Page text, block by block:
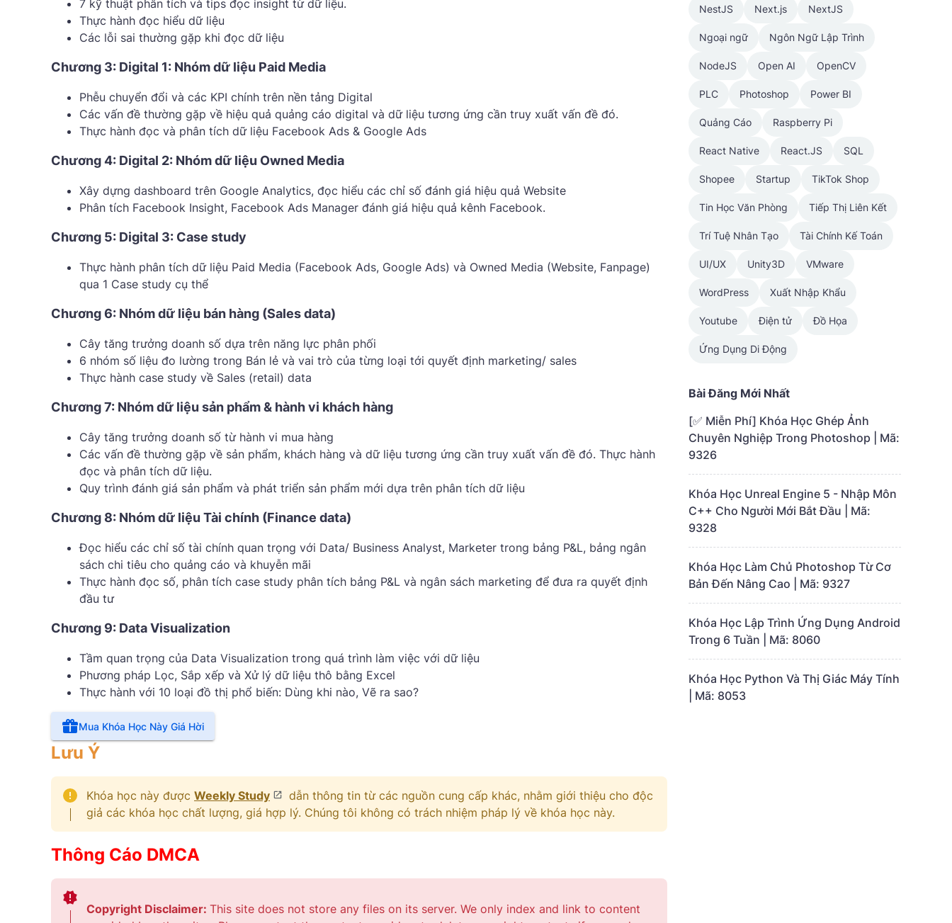
7 kỹ thuật phân tích và tips đọc insight từ dữ liệu.
Thực hành đọc hiểu dữ liệu
Các lỗi sai thường gặp khi đọc dữ liệu
Chương 3: Digital 1: Nhóm dữ liệu Paid Media
Phễu chuyển đổi và các KPI chính trên nền tảng Digital
Các vấn đề thường gặp về hiệu quả quảng cáo digital và dữ liệu tương ứng cần truy xuất vấn đề đó.
Thực hành đọc và phân tích dữ liệu Facebook Ads & Google Ads
Chương 4: Digital 2: Nhóm dữ liệu Owned Media
Xây dựng dashboard trên Google Analytics, đọc hiểu các chỉ số đánh giá hiệu quả Website
Phân tích Facebook Insight, Facebook Ads Manager đánh giá hiệu quả kênh Facebook.
Chương 5: Digital 3: Case study
Thực hành phân tích dữ liệu Paid Media (Facebook Ads, Google Ads) và Owned Media (Website, Fanpage)
qua 1 Case study cụ thể
Chương 6: Nhóm dữ liệu bán hàng (Sales data)
Cây tăng trưởng doanh số dựa trên năng lực phân phối
6 nhóm số liệu đo lường trong Bán lẻ và vai trò của từng loại tới quyết định marketing/ sales
Thực hành case study về Sales (retail) data
Chương 7: Nhóm dữ liệu sản phẩm & hành vi khách hàng
Cây tăng trưởng doanh số từ hành vi mua hàng
Các vấn đề thường gặp về sản phẩm, khách hàng và dữ liệu tương ứng cần truy xuất vấn đề đó. Thực hành
đọc và phân tích dữ liệu.
Quy trình đánh giá sản phẩm và phát triển sản phẩm mới dựa trên phân tích dữ liệu
Chương 8: Nhóm dữ liệu Tài chính (Finance data)
Đọc hiểu các chỉ số tài chính quan trọng với Data/ Business Analyst, Marketer trong bảng P&L, bảng ngân
sách chi tiêu cho quảng cáo và khuyễn mãi
Thực hành đọc số, phân tích case study phân tích bảng P&L và ngân sách marketing để đưa ra quyết định
đầu tư
Chương 9: Data Visualization
Tầm quan trọng của Data Visualization trong quá trình làm việc với dữ liệu
Phương pháp Lọc, Sắp xếp và Xử lý dữ liệu thô bằng Excel
Thực hành với 10 loại đồ thị phổ biến: Dùng khi nào, Vẽ ra sao?
Mua Khóa Học Này Giá Hời
Lưu Ý
Khóa học này được Weekly Study
dẫn thông tin từ các nguồn cung cấp khác, nhằm giới thiệu cho độc
giả các khóa học chất lượng, giá hợp lý. Chúng tôi không có trách nhiệm pháp lý về khóa học này.
Thông Cáo DMCA
Copyright Disclaimer: This site does not store any files on its server. We only index and link to content
NestJS Next.js NextJS
Ngoại ngữ Ngôn Ngữ Lập Trình
NodeJS Open AI OpenCV
PLC Photoshop Power BI
Quảng Cáo Raspberry Pi
React Native React.JS SQL
Shopee Startup TikTok Shop
Tin Học Văn Phòng Tiếp Thị Liên Kết
Trí Tuệ Nhân Tạo Tài Chính Kế Toán
UI/UX Unity3D VMware
WordPress Xuất Nhập Khẩu
Youtube Điện tử Đồ Họa
Ứng Dụng Di Động
Bài Đăng Mới Nhất
[✅ Miễn Phí] Khóa Học Ghép Ảnh
Chuyên Nghiệp Trong Photoshop | Mã:
9326
Khóa Học Unreal Engine 5 - Nhập Môn
C++ Cho Người Mới Bắt Đầu | Mã:
9328
Khóa Học Làm Chủ Photoshop Từ Cơ
Bản Đến Nâng Cao | Mã: 9327
Khóa Học Lập Trình Ứng Dụng Android
Trong 6 Tuần | Mã: 8060
Khóa Học Python Và Thị Giác Máy Tính
| Mã: 8053